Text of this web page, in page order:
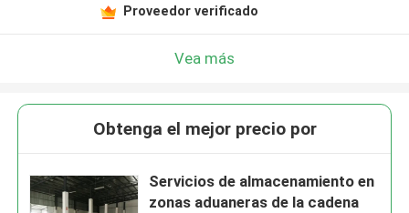
Proveedor verificado
Vea más
Obtenga el mejor precio por
Servicios de almacenamiento en
zonas aduaneras de la cadena